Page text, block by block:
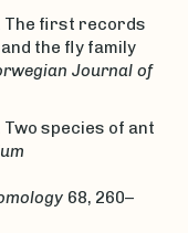
The first records
the fly family
Journal of
Two species of ant
68, 260–